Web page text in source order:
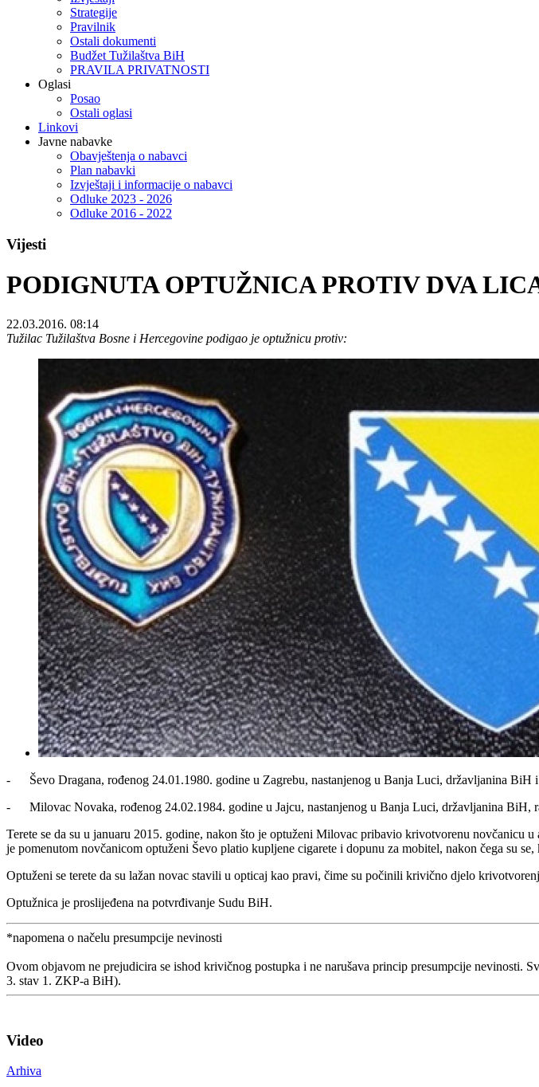
Strategije
Pravilnik
Ostali dokumenti
Budžet Tužilaštva BiH
PRAVILA PRIVATNOSTI
Oglasi
Posao
Ostali oglasi
Linkovi
Javne nabavke
Obavještenja o nabavci
Plan nabavki
Izvještaji i informacije o nabavci
Odluke 2023 - 2026
Odluke 2016 - 2022
Vijesti
PODIGNUTA OPTUŽNICA PROTIV DVA
22.03.2016. 08:14
Tužilac Tužilaštva Bosne i Hercegovine podigao je optužnicu protiv:
- Ševo Dragana, rođenog 24.01.1980. godine u Zagrebu, nastanjenog u Banja Luci, državljanina BiH i
- Milovac Novaka, rođenog 24.02.1984. godine u Jajcu, nastanjenog u Banja Luci, državljanina BiH,
Terete se da su u januaru 2015. godine, nakon što je optuženi Milovac pribavio krivotvorenu
je pomenutom novčanicom optuženi Ševo platio kupljene cigarete i dopunu za mobitel, nakon čega su
Optuženi se terete da su lažan novac stavili u opticaj kao pravi, čime su počinili krivično djelo
Optužnica je proslijeđena na potvrđivanje Sudu BiH.
*napomena o načelu presumpcije nevinosti
Ovom objavom ne prejudicira se ishod krivičnog postupka i ne narušava princip presumpcije nevinosti.
3. stav 1. ZKP-a BiH).
Video
Arhiva